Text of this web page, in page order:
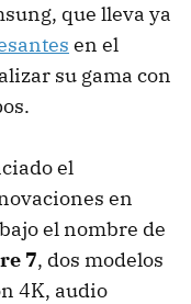
que lleva ya
en el
su gama con
el
en
el nombre de
7, dos modelos
4K, audio